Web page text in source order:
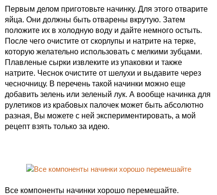
Первым делом приготовьте начинку. Для этого отварите
яйца. Они должны быть отварены вкрутую. Затем
положите их в холодную воду и дайте немного остыть.
После чего очистите от скорлупы и натрите на терке,
которую желательно использовать с мелкими зубцами.
Плавленые сырки извлеките из упаковки и также
натрите. Чеснок очистите от шелухи и выдавите через
чесночницу. В перечень такой начинки можно еще
добавить зелень или зеленый лук. А вообще начинка для
рулетиков из крабовых палочек может быть абсолютно
разная, Вы можете с ней экспериментировать, а мой
рецепт взять только за идею.
Все компоненты начинки хорошо перемешайте.